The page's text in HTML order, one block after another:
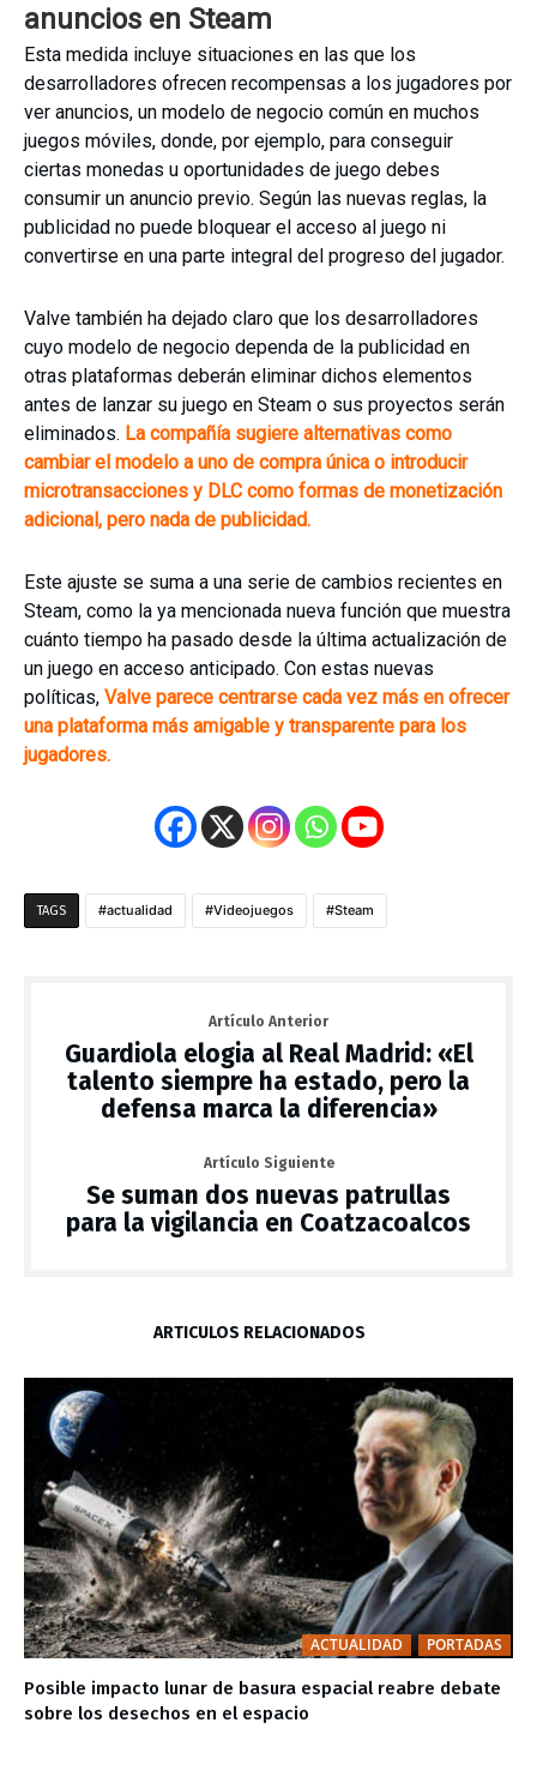
anuncios en Steam
Esta medida incluye situaciones en las que los
desarrolladores ofrecen recompensas a los jugadores por
ver anuncios, un modelo de negocio común en muchos
juegos móviles, donde, por ejemplo, para conseguir
ciertas monedas u oportunidades de juego debes
consumir un anuncio previo. Según las nuevas reglas, la
publicidad no puede bloquear el acceso al juego ni
convertirse en una parte integral del progreso del jugador.
Valve también ha dejado claro que los desarrolladores
cuyo modelo de negocio dependa de la publicidad en
otras plataformas deberán eliminar dichos elementos
antes de lanzar su juego en Steam o sus proyectos serán
eliminados. La compañía sugiere alternativas como
cambiar el modelo a uno de compra única o introducir
microtransacciones y DLC como formas de monetización
adicional, pero nada de publicidad.
Este ajuste se suma a una serie de cambios recientes en
Steam, como la ya mencionada nueva función que muestra
cuánto tiempo ha pasado desde la última actualización de
un juego en acceso anticipado. Con estas nuevas
políticas, Valve parece centrarse cada vez más en ofrecer
una plataforma más amigable y transparente para los
jugadores.
TAGS actualidad Videojuegos Steam
Artículo Anterior
Guardiola elogia al Real Madrid: «El
talento siempre ha estado, pero la
defensa marca la diferencia»
Artículo Siguiente
Se suman dos nuevas patrullas
para la vigilancia en Coatzacoalcos
ARTÍCULOS RELACIONADOS
ACTUALIDAD PORTADAS
Posible impacto lunar de basura espacial reabre debate
sobre los desechos en el espacio